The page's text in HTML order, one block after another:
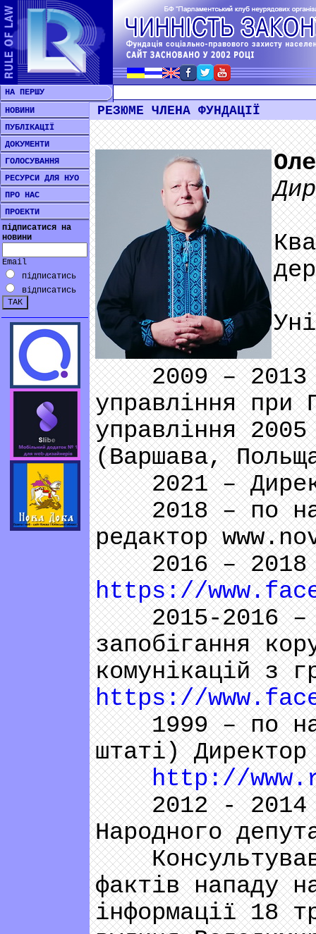
НА ПЕРШУ
НОВИНИ
ПУБЛІКАЦІЇ
ДОКУМЕНТИ
ГОЛОСУВАННЯ
РЕСУРСИ ДЛЯ НУО
ПРО НАС
ПРОЕКТИ
підписатися на
новини
Email
підписатись
відписатись
РЕЗЮМЕ ЧЛЕНА ФУНДАЦІЇ
2009 – 2013 -
управління при
управління
(Варшава,
2021 –
2018 – по
редактор
2016 – 2018 р.
https://
2015-2016 –
запобігання
комунікацій з
https://
1999 – по
штаті)
http://
2012 - 2014 –
Народного
Консультував
фактів нападу
інформації 18